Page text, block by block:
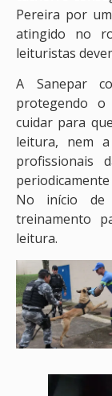
Pereira por
atingido no
leituristas
A Sanepar
protegendo
cuidar para
leitura, nem
profissionais
No início de
treinamento
leitura.